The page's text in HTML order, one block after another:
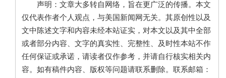
声明：文章大多转自网络，旨在更广泛的传播。本文
仅代表作者个人观点，与美国新闻网无关。其原创性以及
文中陈述文字和内容未经本站证实，对本文以及其中全部
或者部分内容、文字的真实性、完整性、及时性本站不作
任何保证或承诺，请读者仅作参考，并请自行核实相关内
容。如有稿件内容、版权等问题请联系删除。联系邮箱：